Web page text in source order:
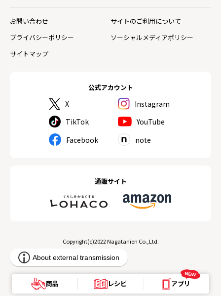
公式アカウント
X
Instagram
TikTok
YouTube
Facebook
note
通販サイト
お問い合わせ
サイトのご利用について
プライバシーポリシー
ソーシャルメディアポリシー
サイトマップ
Copyright(c)2022 Nagatanien Co.,Ltd.
商品 レシピ アプリ